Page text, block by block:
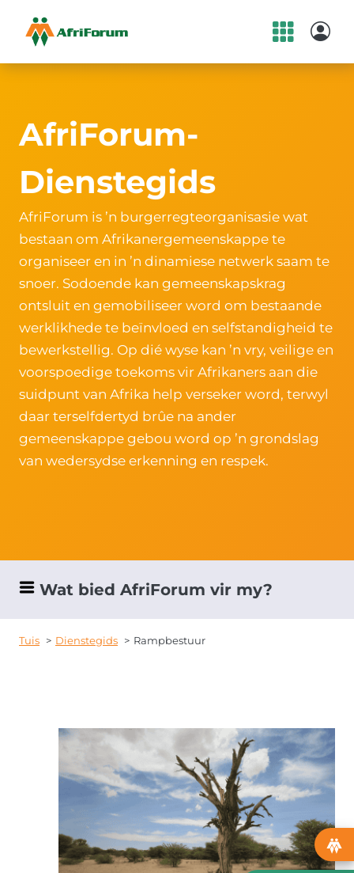
AfriForum-
Dienstegids
AfriForum is ’n burgerregteorganisasie wat
bestaan om Afrikanergemeenskappe te
organiseer en in ’n dinamiese netwerk saam te
snoer. Sodoende kan gemeenskapskrag
ontsluit en gemobiliseer word om bestaande
werklikhede te beïnvloed en selfstandigheid te
bewerkstellig. Op dié wyse kan ’n vry, veilige en
voorspoedige toekoms vir Afrikaners aan die
suidpunt van Afrika help verseker word, terwyl
daar terselfdertyd brûe na ander
gemeenskappe gebou word op ’n grondslag
van wedersydse erkenning en respek.
Wat bied AfriForum vir my?
Tuis Dienstegids Rampbestuur